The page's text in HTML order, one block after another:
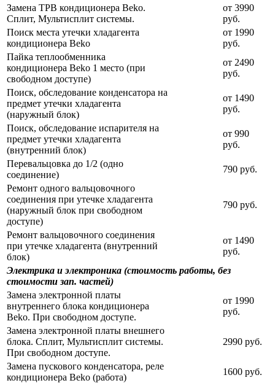
Замена ТРВ кондиционера Beko.
Сплит, Мультисплит системы.
от 3990
руб.
Поиск места утечки хладагента
кондиционера Beko
от 1990
руб.
Пайка теплообменника
кондиционера Beko 1 место (при
свободном доступе)
от 2490
руб.
Поиск, обследование конденсатора на
предмет утечки хладагента
(наружный блок)
от 1490
руб.
Поиск, обследование испарителя на
предмет утечки хладагента
(внутренний блок)
от 990
руб.
Перевальцовка до 1/2 (одно
соединение)
790 руб.
Ремонт одного вальцовочного
соединения при утечке хладагента
(наружный блок при свободном
доступе)
790 руб.
Ремонт вальцовочного соединения
при утечке хладагента (внутренний
блок)
от 1490
руб.
Электрика и электроника (стоимость работы, без
стоимости зап. частей)
Замена электронной платы
внутреннего блока кондиционера
Beko. При свободном доступе.
от 1990
руб.
Замена электронной платы внешнего
блока. Сплит, Мультисплит системы.
При свободном доступе.
2990 руб.
Замена пускового конденсатора, реле
кондиционера Beko (работа)
1600 руб.